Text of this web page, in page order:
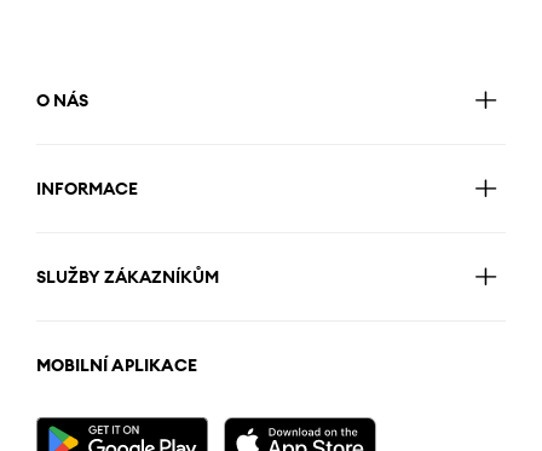
O NÁS
INFORMACE
SLUŽBY ZÁKAZNÍKŮM
MOBILNÍ APLIKACE